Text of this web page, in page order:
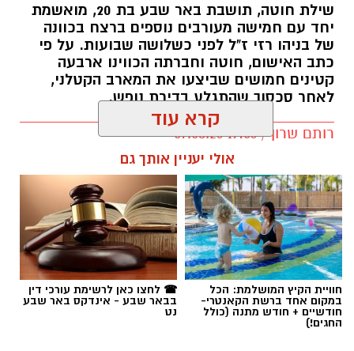
קרדיט: סורוקה
המרכז הרפואי האוניברסיטאי סורוקה מקבוצת
כללית הודיע על מינויו של פרופ' אביב גולדברט
למנהל בית החולים סבן לילדים. פרופ' גולדברט
נכנס לנעליו של פרופ' דודי גרינברג, המנהל המייסד
של בית החולים, שהוביל לאורך שנים את החטיבה
לרפואת ילדים ופעל רבות לקידום התחום בסורוקה
ובנגב כולו.
פרופ' גולדברט (תושב להבים, נשוי ואב לארבעה)
שילת חוטה, תושבת באר שבע בת 20, מואשמת
יחד עם חמישה מעורבים נוספים ברצח בכוונה
של בניהו רזי ז"ל לפני כשלושה שבועות. על פי
כתב האישום, חוטה וחברתה הכווינו ארבעה
קטינים חמושים שביצעו את המארב הקטלני,
לאחר סכסוך שהתגלע בדירת נופש.
רותם שרון / 19:06 07.08.26
תגים:רצח בניהו רזי ז"ל
קרא עוד
אולי יעניין אותך גם
חוויית הקיץ המושלמת: הכל
במקום אחד ברשת הקאנטרי-
חודשיים + חודש מתנה (כולל
החגים!)
☎ לחצו כאן לרשימת עורכי דין
בבאר שבע - אינדקס באר שבע
נט